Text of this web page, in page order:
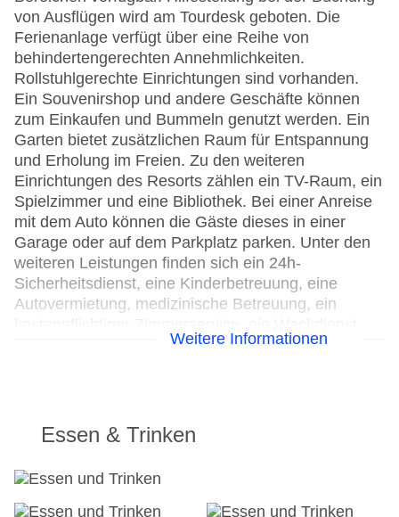
von Ausflügen wird am Tourdesk geboten. Die
Ferienanlage verfügt über eine Reihe von
behindertengerechten Annehmlichkeiten.
Rollstuhlgerechte Einrichtungen sind vorhanden.
Ein Souvenirshop und andere Geschäfte können
zum Einkaufen und Bummeln genutzt werden. Ein
Garten bietet zusätzlichen Raum für Entspannung
und Erholung im Freien. Zu den weiteren
Einrichtungen des Resorts zählen ein TV-Raum, ein
Spielzimmer und eine Bibliothek. Bei einer Anreise
mit dem Auto können die Gäste dieses in einer
Garage oder auf dem Parkplatz parken. Unter den
weiteren Leistungen finden sich ein 24h-
Sicherheitsdienst, eine Kinderbetreuung, eine
Autovermietung, medizinische Betreuung, ein
ein Wäscheservice und ein Friseur. Zur Erkundung
24h Rezeption
Parkplatz
Check-out bis: 12:00:00
Konferenzraum
Weitere Informationen
Essen & Trinken